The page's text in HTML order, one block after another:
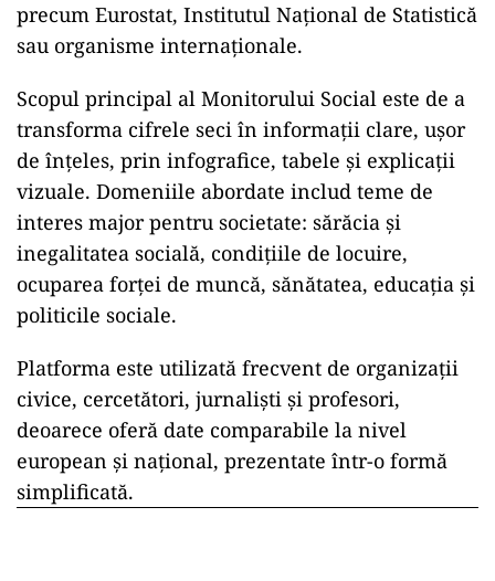
precum Eurostat, Institutul Național de Statistică
sau organisme internaționale.
Scopul principal al Monitorului Social este de a
transforma cifrele seci în informații clare, ușor
de înțeles, prin infografice, tabele și explicații
vizuale. Domeniile abordate includ teme de
interes major pentru societate: sărăcia și
inegalitatea socială, condițiile de locuire,
ocuparea forței de muncă, sănătatea, educația și
politicile sociale.
Platforma este utilizată frecvent de organizații
civice, cercetători, jurnaliști și profesori,
deoarece oferă date comparabile la nivel
european și național, prezentate într-o formă
simplificată.